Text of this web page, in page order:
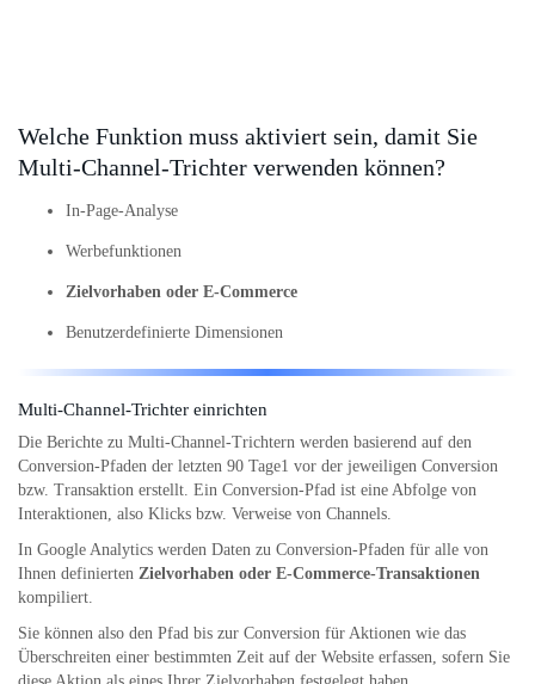
Welche Funktion muss aktiviert sein, damit Sie
Multi-Channel-Trichter verwenden können?
In-Page-Analyse
Werbefunktionen
Zielvorhaben oder E-Commerce
Benutzerdefinierte Dimensionen
Multi-Channel-Trichter einrichten
Die Berichte zu Multi-Channel-Trichtern werden basierend auf den
Conversion-Pfaden der letzten 90 Tage1 vor der jeweiligen Conversion
bzw. Transaktion erstellt. Ein Conversion-Pfad ist eine Abfolge von
Interaktionen, also Klicks bzw. Verweise von Channels.
In Google Analytics werden Daten zu Conversion-Pfaden für alle von
Ihnen definierten Zielvorhaben oder E-Commerce-Transaktionen
kompiliert.
Sie können also den Pfad bis zur Conversion für Aktionen wie das
Überschreiten einer bestimmten Zeit auf der Website erfassen, sofern Sie